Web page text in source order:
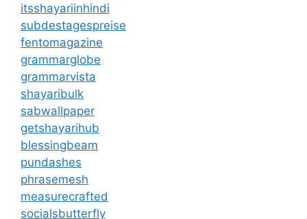
itsshayariinhindi
subdestagespreise
fentomagazine
grammarglobe
grammarvista
shayaribulk
sabwallpaper
getshayarihub
blessingbeam
pundashes
phrasemesh
measurecrafted
socialsbutterfly